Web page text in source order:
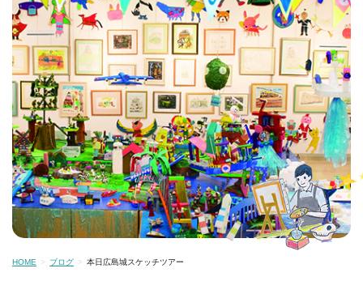
HOME ブログ 本日広島城スケッチツアー